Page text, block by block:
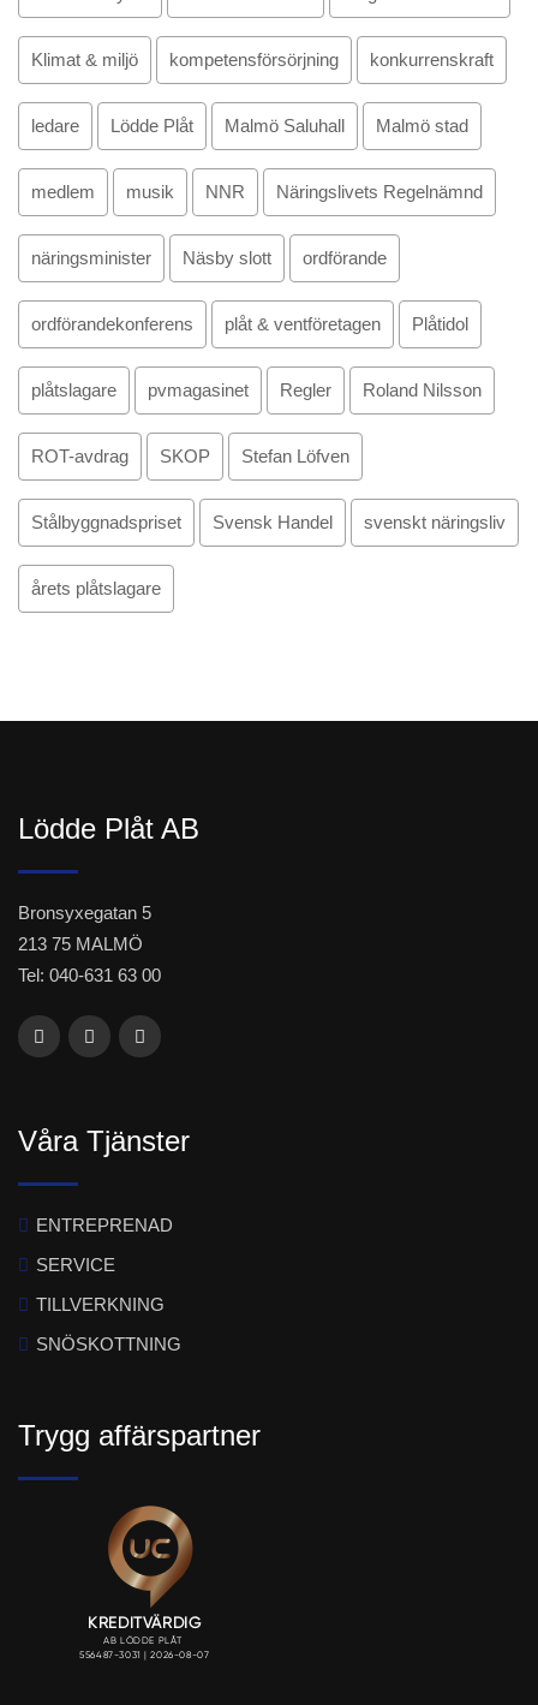
Klimat & miljö kompetensförsörjning konkurrenskraft
ledare Lödde Plåt Malmö Saluhall Malmö stad
medlem musik NNR Näringslivets Regelnämnd
näringsminister Näsby slott ordförande
ordförandekonferens plåt & ventföretagen Plåtidol
plåtslagare pvmagasinet Regler Roland Nilsson
ROT-avdrag SKOP Stefan Löfven
Stålbyggnadspriset Svensk Handel svenskt näringsliv
årets plåtslagare
Lödde Plåt AB
Bronsyxegatan 5
213 75 MALMÖ
Tel: 040-631 63 00
Våra Tjänster
ENTREPRENAD
SERVICE
TILLVERKNING
SNÖSKOTTNING
Trygg affärspartner